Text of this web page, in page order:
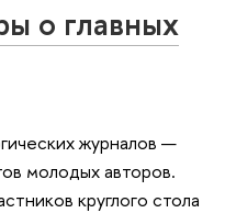
о главных
журналов —
молодых авторов.
круглого стола